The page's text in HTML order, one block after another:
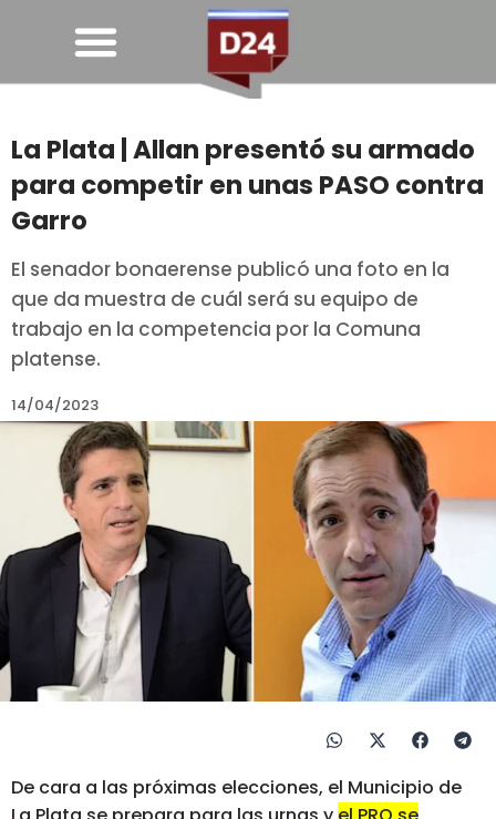
La Plata | Allan presentó su armado
para competir en unas PASO contra
Garro
El senador bonaerense publicó una foto en la
que da muestra de cuál será su equipo de
trabajo en la competencia por la Comuna
platense.
14/04/2023
De cara a las próximas elecciones, el Municipio de